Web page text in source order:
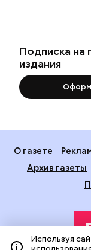
Подписка на
издания
О газете
Архив газеты
Используя